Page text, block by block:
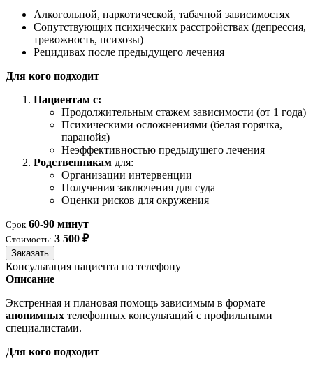
Алкогольной, наркотической, табачной зависимостях
Сопутствующих психических расстройствах (депрессия,
тревожность, психозы)
Рецидивах после предыдущего лечения
Для кого подходит
Пациентам с:
Продолжительным стажем зависимости (от 1 года)
Психическими осложнениями (белая горячка,
паранойя)
Неэффективностью предыдущего лечения
Родственникам для:
Организации интервенции
Получения заключения для суда
Оценки рисков для окружения
Срок 60-90 минут
Стоимость: 3 500 ₽
Заказать
Консультация пациента по телефону
Описание
Экстренная и плановая помощь зависимым в формате
анонимных телефонных консультаций с профильными
специалистами.
Для кого подходит